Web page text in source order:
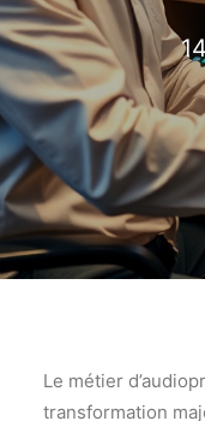
Le métier
transformation